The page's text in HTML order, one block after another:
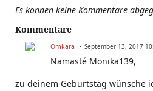
Es können keine Kommentare
Kommentare
Omkara September 13, 2017
Namasté Monika139,
zu deinem Geburtstag wünsche